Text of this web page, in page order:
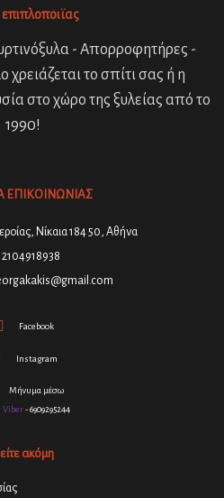
- Απορροφητήρες -
χρειάζεται το σπίτι σας ή η
στο χώρο της ξυλείας από το
1990!
ΕΠΙΚΟΙΝΩΝΙΑΣ
Νίκαια 184 50, Αθήνα
2104918938
Facebook
Instagram
Μήνυμα μέσω
Viber- 6909295244
ακόμη